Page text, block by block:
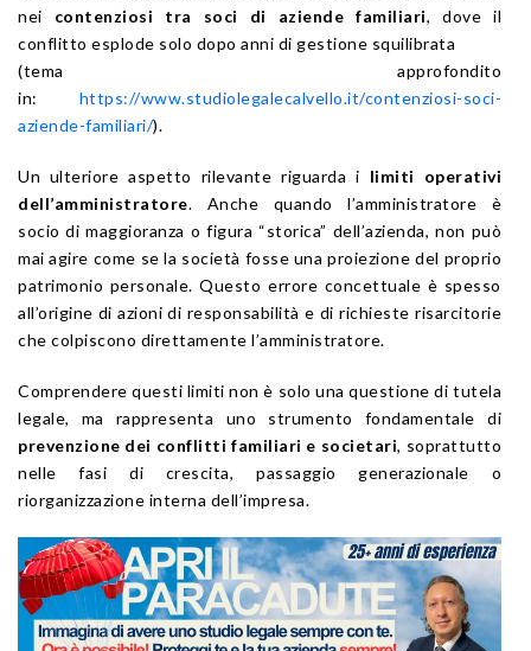
nei contenziosi tra soci di aziende familiari, dove il
conflitto esplode solo dopo anni di gestione squilibrata
(tema approfondito
in: https://www.studiolegalecalvello.it/contenziosi-soci-
aziende-familiari/).
Un ulteriore aspetto rilevante riguarda i limiti operativi
dell’amministratore. Anche quando l’amministratore è
socio di maggioranza o figura “storica” dell’azienda, non può
mai agire come se la società fosse una proiezione del proprio
patrimonio personale. Questo errore concettuale è spesso
all’origine di azioni di responsabilità e di richieste risarcitorie
che colpiscono direttamente l’amministratore.
Comprendere questi limiti non è solo una questione di tutela
legale, ma rappresenta uno strumento fondamentale di
prevenzione dei conflitti familiari e societari, soprattutto
nelle fasi di crescita, passaggio generazionale o
riorganizzazione interna dell’impresa.